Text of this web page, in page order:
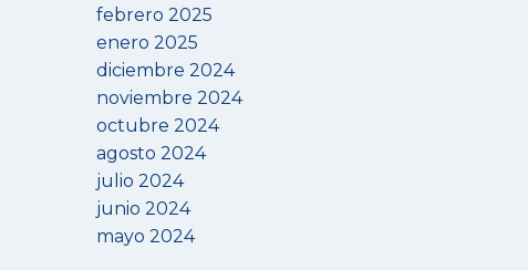
febrero 2025
enero 2025
diciembre 2024
noviembre 2024
octubre 2024
agosto 2024
julio 2024
junio 2024
mayo 2024